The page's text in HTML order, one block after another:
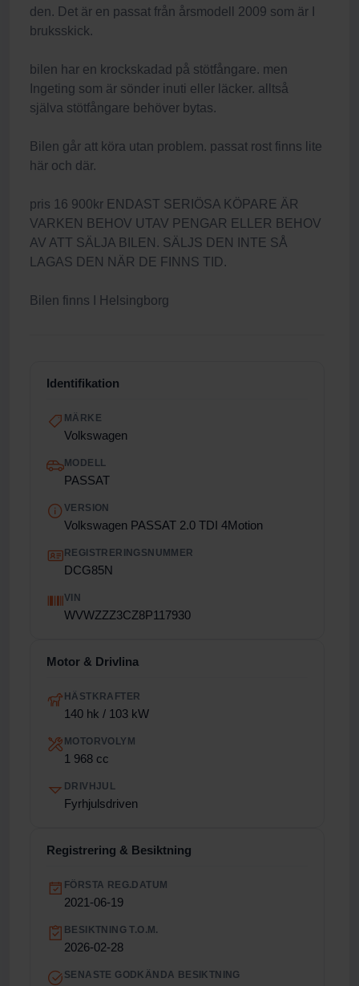
den. Det är en passat från årsmodell 2009 som är I
bruksskick.
bilen har en krockskadad på stötfångare. men
Ingeting som är sönder inuti eller läcker. alltså
själva stötfångare behöver bytas.
Bilen går att köra utan problem. passat rost finns lite
här och där.
pris 16 900kr ENDAST SERIÖSA KÖPARE ÄR
VARKEN BEHOV UTAV PENGAR ELLER BEHOV
AV ATT SÄLJA BILEN. SÄLJS DEN INTE SÅ
LAGAS DEN NÄR DE FINNS TID.
Bilen finns I Helsingborg
Identifikation
MÄRKE
Volkswagen
MODELL
PASSAT
VERSION
Volkswagen PASSAT 2.0 TDI 4Motion
REGISTRERINGSNUMMER
DCG85N
VIN
WVWZZZ3CZ8P117930
Motor & Drivlina
HÄSTKRAFTER
140 hk / 103 kW
MOTORVOLYM
1 968 cc
DRIVHJUL
Fyrhjulsdriven
Registrering & Besiktning
FÖRSTA REG.DATUM
2021-06-19
BESIKTNING T.O.M.
2026-02-28
SENASTE GODKÄNDA BESIKTNING